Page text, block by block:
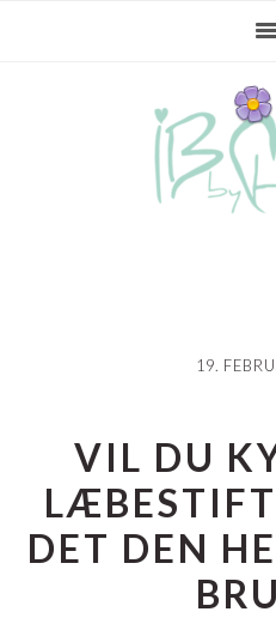
19.
VIL DU
LÆBESTIFT
DET DEN